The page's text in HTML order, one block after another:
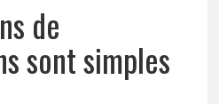
de
sont simples